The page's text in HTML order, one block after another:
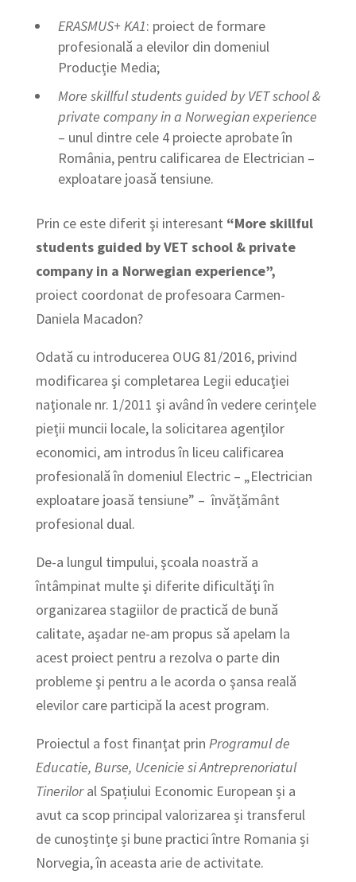
ERASMUS+ KA1: proiect de formare
profesională a elevilor din domeniul
Producție Media;
More skillful students guided by VET school &
private company in a Norwegian experience
– unul dintre cele 4 proiecte aprobate în
România, pentru calificarea de Electrician –
exploatare joasă tensiune.
Prin ce este diferit şi interesant “More skillful
students guided by VET school & private
company in a Norwegian experience”,
proiect coordonat de profesoara Carmen-
Daniela Macadon?
Odată cu introducerea OUG 81/2016, privind
modificarea şi completarea Legii educaţiei
naţionale nr. 1/2011 şi având în vedere cerințele
pieții muncii locale, la solicitarea agenților
economici, am introdus în liceu calificarea
profesională în domeniul Electric – „Electrician
exploatare joasă tensiune” – învățământ
profesional dual.
De-a lungul timpului, şcoala noastră a
întâmpinat multe şi diferite dificultăţi în
organizarea stagiilor de practică de bună
calitate, aşadar ne-am propus să apelam la
acest proiect pentru a rezolva o parte din
probleme şi pentru a le acorda o şansa reală
elevilor care participă la acest program.
Proiectul a fost finanțat prin Programul de
Educatie, Burse, Ucenicie si Antreprenoriatul
Tineriloral Spațiului Economic European și a
avut ca scop principal valorizarea și transferul
de cunoștințe și bune practici între Romania și
Norvegia, în aceasta arie de activitate.